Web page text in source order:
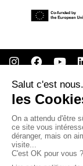
CONTACT OFFRES
© REMA - EARLY
WEBDESIGN